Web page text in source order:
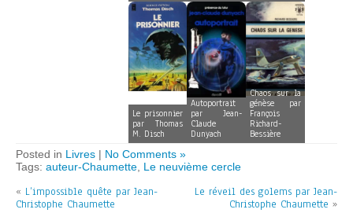
Le prisonnier
par Thomas
M. Disch
Autoportrait
par Jean-
Claude
Dunyach
Chaos sur la
génèse par
François
Richard-
Bessière
Posted in Livres | No Comments »
Tags: auteur-Chaumette, Le neuvième cercle
« L’impossible quête par Jean-
Christophe Chaumette
Le réveil des golems par Jean-
Christophe Chaumette »